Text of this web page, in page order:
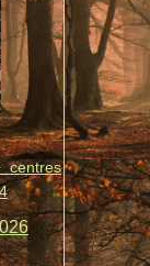
centres